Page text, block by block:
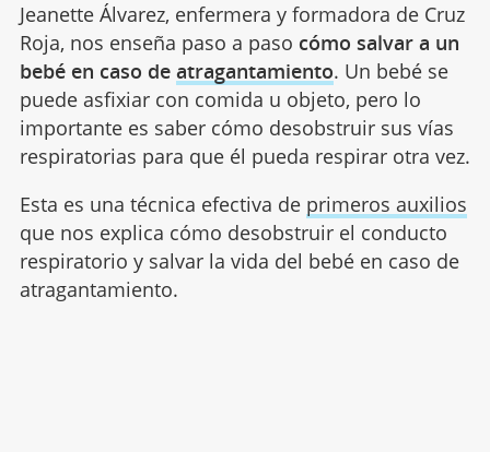
Jeanette Álvarez, enfermera y formadora de Cruz
Roja, nos enseña paso a paso cómo salvar a un
bebé en caso de atragantamiento. Un bebé se
puede asfixiar con comida u objeto, pero lo
importante es saber cómo desobstruir sus vías
respiratorias para que él pueda respirar otra vez.
Esta es una técnica efectiva de primeros auxilios
que nos explica cómo desobstruir el conducto
respiratorio y salvar la vida del bebé en caso de
atragantamiento.